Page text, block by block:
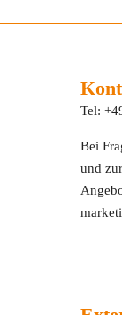
Tel:
Bei
und